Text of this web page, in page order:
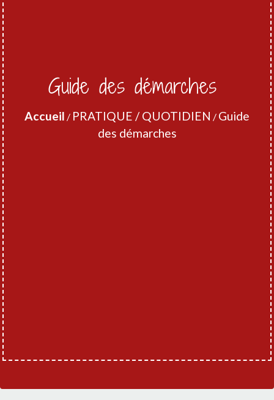
Guide des démarches
Accueil / PRATIQUE / QUOTIDIEN / Guide
des démarches